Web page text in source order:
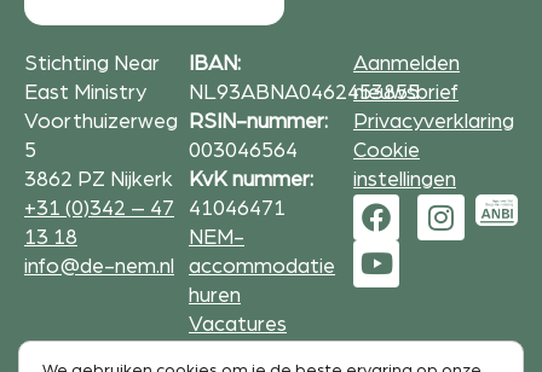
Stichting Near
East Ministry
Voorthuizerweg
5
3862 PZ Nijkerk
+31 (0)342 – 47
13 18
info@de-nem.nl
IBAN:
NL93ABNA0462453855
RSIN-nummer:
003046564
KvK nummer:
41046471
NEM-
accommodatie
huren
Vacatures
Aanmelden
nieuwsbrief
Privacyverklaring
Cookie
instellingen